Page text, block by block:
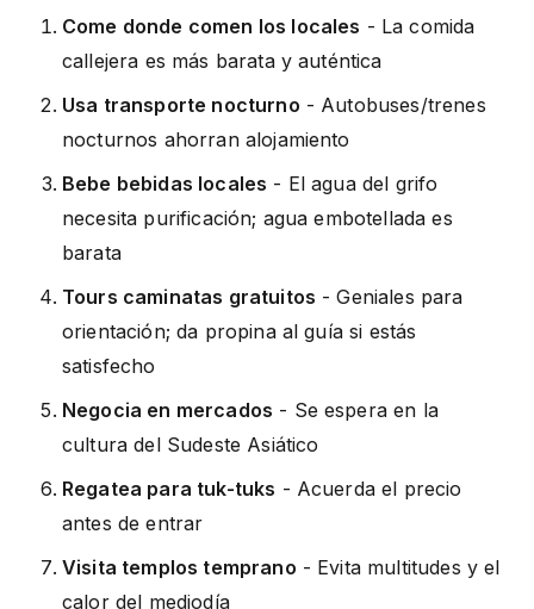
Come donde comen los locales - La comida
callejera es más barata y auténtica
Usa transporte nocturno - Autobuses/trenes
nocturnos ahorran alojamiento
Bebe bebidas locales - El agua del grifo
necesita purificación; agua embotellada es
barata
Tours caminatas gratuitos - Geniales para
orientación; da propina al guía si estás
satisfecho
Negocia en mercados - Se espera en la
cultura del Sudeste Asiático
Regatea para tuk-tuks - Acuerda el precio
antes de entrar
Visita templos temprano - Evita multitudes y el
calor del mediodía